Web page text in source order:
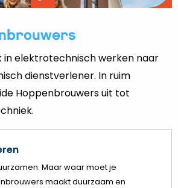
in elektrotechnisch werken naar
dienstverlener. In ruim
Hoppenbrouwers uit tot
Maar waar moet je
maakt duurzaam en
Video